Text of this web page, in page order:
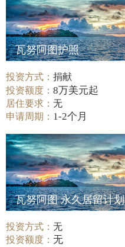
瓦努阿图护照
投资方式：捐献
投资额度：8万美元起
居住要求：无
申请周期： 1-2个月
瓦努阿图 永久居留计划
投资方式：无
投资额度：无